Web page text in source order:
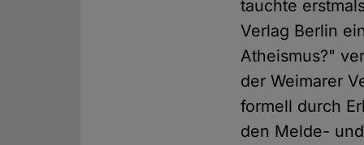
tauchte
Verlag Berlin
Atheismus?"
der Weimarer
formell durch
den Melde-